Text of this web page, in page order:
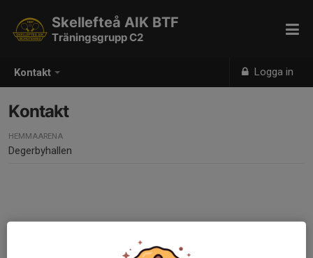
Kontakt Logga in
Skellefteå AIK BTF
Träningsgrupp C2
Kontakt
HEMMAARENA
Degerbyhallen